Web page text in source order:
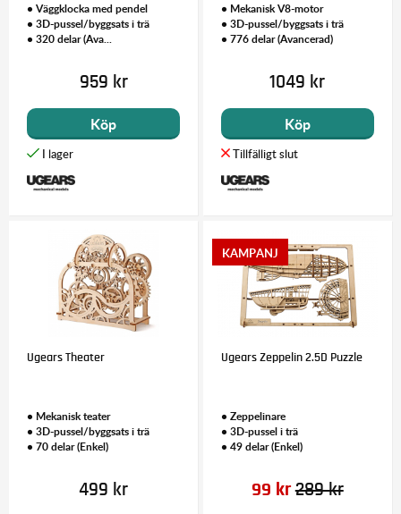
• Väggklocka med pendel
• 3D-pussel/byggsats i trä
• 320 delar (Ava...
959 kr
Köp
• Mekanisk V8-motor
• 3D-pussel/byggsats i trä
• 776 delar (Avancerad)
1049 kr
Köp
Ugears Theater
• Mekanisk teater
• 3D-pussel/byggsats i trä
• 70 delar (Enkel)
499 kr
Ugears Zeppelin 2.5D Puzzle
• Zeppelinare
• 3D-pussel i trä
• 49 delar (Enkel)
99 kr 289 kr